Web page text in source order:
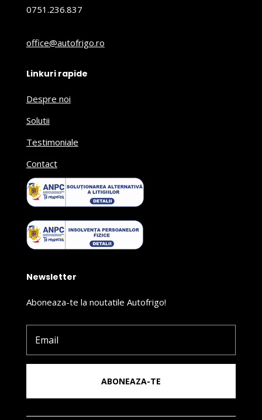
0751.236.837
office@autofrigo.ro
Linkuri rapide
Despre noi
Solutii
Testimoniale
Contact
Newsletter
Aboneaza-te la noutatile Autofrigo!
ABONEAZA-TE